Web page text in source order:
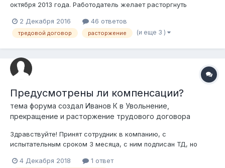
октября 2013 года. Работодатель желает расторгнуть
Хотелось бы удостовериться в данном вопросе: как
осуществить данный случай? Достаточно ли будет
2 Декабря 2016 46 ответов
тредовой договор расторжение (и еще 3 )
Предусмотрены ли компенсации?
тема форума создал Иванов К в Увольнение,
прекращение и расторжение трудового договора
Здравствуйте! Принят сотрудник в компанию, с
испытательным сроком 3 месяца, с ним подписан ТД, но
и др. внутренних нормативных документов даже для
4 Декабря 2018 1 ответ